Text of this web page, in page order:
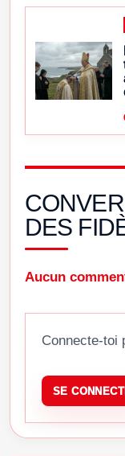
DES
Aucun
Connecte-toi
SE